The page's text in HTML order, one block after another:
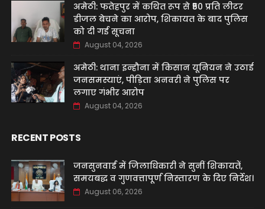
अमेठी: फतेहपुर में कथित रूप से ₹50 प्रति लीटर
डीजल बेचने का आरोप, शिकायत के बाद पुलिस
को दी गई सूचना
August 04, 2026
अमेठी: थाना इन्हौना में किसान यूनियन ने उठाई
जनसमस्याएं, पीड़िता अनवरी ने पुलिस पर
लगाए गंभीर आरोप
August 04, 2026
RECENT POSTS
जनसुनवाई में जिलाधिकारी ने सुनीं शिकायतें,
समयबद्ध व गुणवत्तापूर्ण निस्तारण के दिए निर्देश।
August 06, 2026